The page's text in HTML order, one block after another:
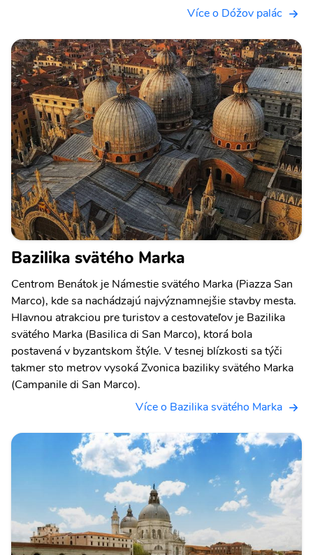
Více o Dóžov palác
Bazilika svätého Marka
Centrom Benátok je Námestie svätého Marka (Piazza San
Marco), kde sa nachádzajú najvýznamnejšie stavby mesta.
Hlavnou atrakciou pre turistov a cestovateľov je Bazilika
svätého Marka (Basilica di San Marco), ktorá bola
postavená v byzantskom štýle. V tesnej blízkosti sa týči
takmer sto metrov vysoká Zvonica baziliky svätého Marka
(Campanile di San Marco).
Více o Bazilika svätého Marka